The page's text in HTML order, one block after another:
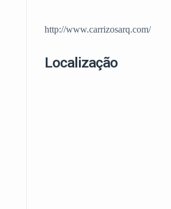
http://www.carrizosarq.com/
Localização